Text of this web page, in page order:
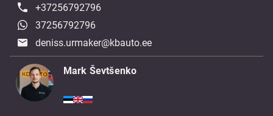
+37256792796
37256792796
deniss.urmaker@kbauto.ee
Mark Ševtšenko